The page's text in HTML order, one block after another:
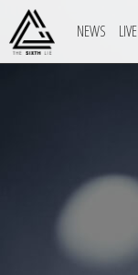
NEWS LIVE